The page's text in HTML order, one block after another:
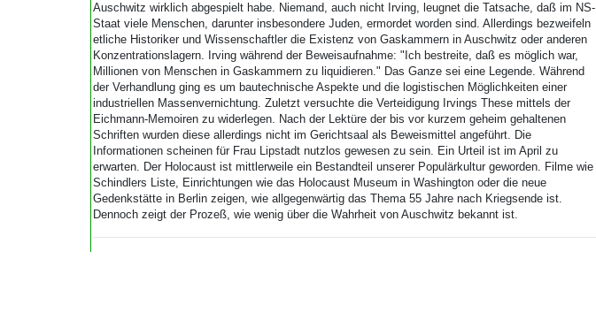
Auschwitz wirklich abgespielt habe. Niemand, auch nicht Irving, leugnet die Tatsache, daß im NS-
Staat viele Menschen, darunter insbesondere Juden, ermordet worden sind. Allerdings bezweifeln
etliche Historiker und Wissenschaftler die Existenz von Gaskammern in Auschwitz oder anderen
Konzentrationslagern. Irving während der Beweisaufnahme: "Ich bestreite, daß es möglich war,
Millionen von Menschen in Gaskammern zu liquidieren." Das Ganze sei eine Legende. Während
der Verhandlung ging es um bautechnische Aspekte und die logistischen Möglichkeiten einer
industriellen Massenvernichtung. Zuletzt versuchte die Verteidigung Irvings These mittels der
Eichmann-Memoiren zu widerlegen. Nach der Lektüre der bis vor kurzem geheim gehaltenen
Schriften wurden diese allerdings nicht im Gerichtsaal als Beweismittel angeführt. Die
Informationen scheinen für Frau Lipstadt nutzlos gewesen zu sein. Ein Urteil ist im April zu
erwarten. Der Holocaust ist mittlerweile ein Bestandteil unserer Populärkultur geworden. Filme wie
Schindlers Liste, Einrichtungen wie das Holocaust Museum in Washington oder die neue
Gedenkstätte in Berlin zeigen, wie allgegenwärtig das Thema 55 Jahre nach Kriegsende ist.
Dennoch zeigt der Prozeß, wie wenig über die Wahrheit von Auschwitz bekannt ist.